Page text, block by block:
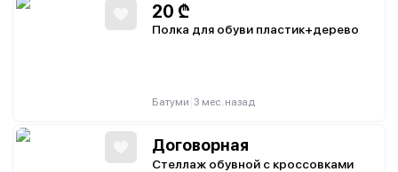
20 ₾
Полка для обуви пластик+дерево
Батуми 3 мес. назад
Договорная
Стеллаж обувной с кроссовками